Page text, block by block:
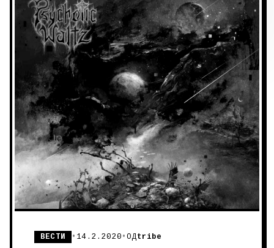
ВЕСТИ • 14.2.2020 •ОДtribe